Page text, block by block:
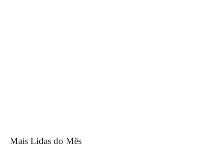
Mais Lidas do Mês